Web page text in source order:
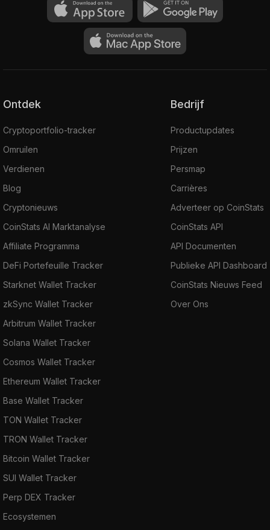
Ontdek
Cryptoportfolio-tracker
Omruilen
Verdienen
Blog
Cryptonieuws
CoinStats AI Marktanalyse
Affiliate Programma
DeFi Portefeuille Tracker
Starknet Wallet Tracker
zkSync Wallet Tracker
Arbitrum Wallet Tracker
Solana Wallet Tracker
Cosmos Wallet Tracker
Ethereum Wallet Tracker
Base Wallet Tracker
TON Wallet Tracker
TRON Wallet Tracker
Bitcoin Wallet Tracker
SUI Wallet Tracker
Perp DEX Tracker
Ecosystemen
Bedrijf
Productupdates
Prijzen
Persmap
Carrières
Adverteer op CoinStats
CoinStats API
API Documenten
Publieke API Dashboard
CoinStats Nieuws Feed
Over Ons